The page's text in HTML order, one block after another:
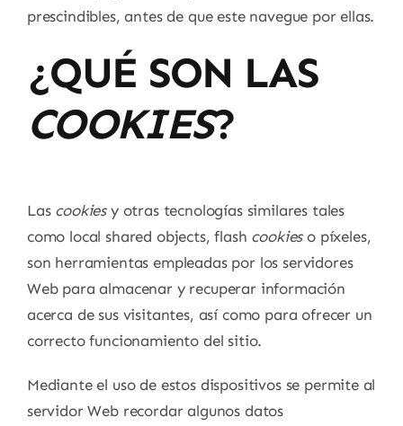
prescindibles, antes de que este navegue por ellas.
¿QUÉ SON LAS
COOKIES?
Las cookies y otras tecnologías similares tales
como local shared objects, flash cookieso píxeles,
son herramientas empleadas por los servidores
Web para almacenar y recuperar información
acerca de sus visitantes, así como para ofrecer un
correcto funcionamiento del sitio.
Mediante el uso de estos dispositivos se permite al
servidor Web recordar algunos datos